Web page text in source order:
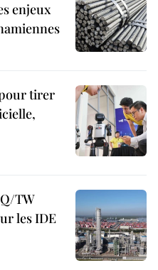
enjeux
tirer
TW
les IDE